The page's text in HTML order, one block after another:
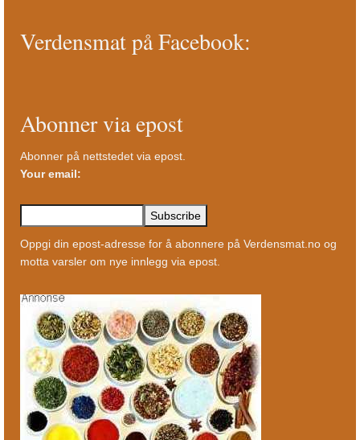
Verdensmat på Facebook:
Abonner via epost
Abonner på nettstedet via epost.
Your email:
Oppgi din epost-adresse for å abonnere på Verdensmat.no og
motta varsler om nye innlegg via epost.